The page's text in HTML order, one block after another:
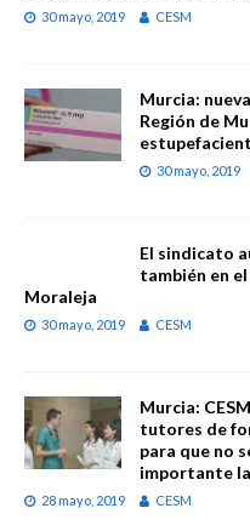
30 mayo, 2019 CESM
Murcia:
Región de
30 mayo, 2019
El sindicato
también en
Moraleja
30 mayo, 2019 CESM
Murcia:
tutores de
para que no
importante
28 mayo, 2019 CESM